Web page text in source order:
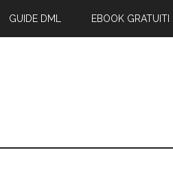
GUIDE DML EBOOK GRATUITI